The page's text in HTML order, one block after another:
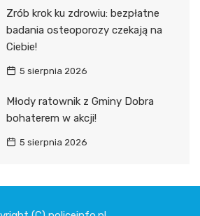
Zrób krok ku zdrowiu: bezpłatne
badania osteoporozy czekają na
Ciebie!
5 sierpnia 2026
Młody ratownik z Gminy Dobra
bohaterem w akcji!
5 sierpnia 2026